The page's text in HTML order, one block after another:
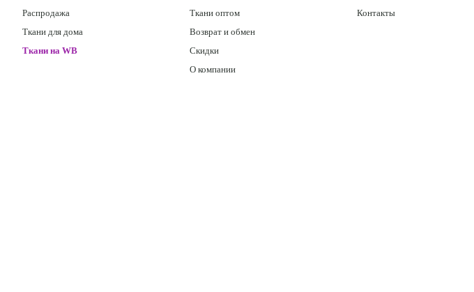
Распродажа
Ткани для дома
Ткани на WB
Ткани оптом
Возврат и обмен
Скидки
О компании
Контакты